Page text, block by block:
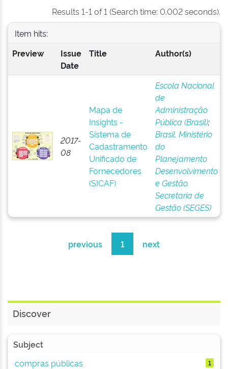
Results 1-1 of 1 (Search time: 0.002 seconds).
Item hits:
Preview
Issue
Date
Title Author(s)
2017-
08
Mapa de
Insights -
Sistema de
Cadastramento
Unificado de
Fornecedores
(SICAF)
Escola Nacional
de
Administração
Pública (Brasil);
Brasil. Ministério
do
Planejamento
Desenvolvimento
e Gestão.
Secretaria de
Gestão (SEGES)
previous 1 next
Discover
Subject
compras públicas
1